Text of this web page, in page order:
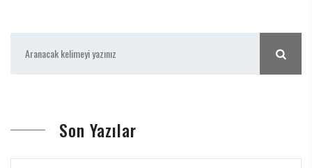
Son Yazılar